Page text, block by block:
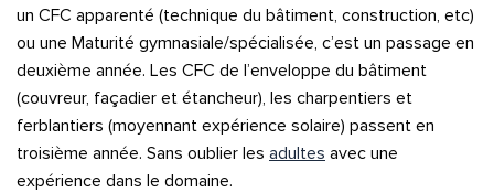
un CFC apparenté (technique du bâtiment, construction, etc)
ou une Maturité gymnasiale/spécialisée, c’est un passage en
deuxième année. Les CFC de l’enveloppe du bâtiment
(couvreur, façadier et étancheur), les charpentiers et
ferblantiers (moyennant expérience solaire) passent en
troisième année. Sans oublier les adultes avec une
expérience dans le domaine.